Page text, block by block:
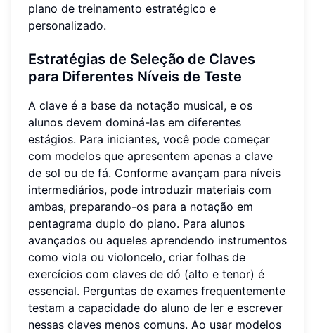
plano de treinamento estratégico e
personalizado.
Estratégias de Seleção de Claves
para Diferentes Níveis de Teste
A clave é a base da notação musical, e os
alunos devem dominá-las em diferentes
estágios. Para iniciantes, você pode começar
com modelos que apresentem apenas a clave
de sol ou de fá. Conforme avançam para níveis
intermediários, pode introduzir materiais com
ambas, preparando-os para a notação em
pentagrama duplo do piano. Para alunos
avançados ou aqueles aprendendo instrumentos
como viola ou violoncelo, criar folhas de
exercícios com claves de dó (alto e tenor) é
essencial. Perguntas de exames frequentemente
testam a capacidade do aluno de ler e escrever
nessas claves menos comuns. Ao usar modelos